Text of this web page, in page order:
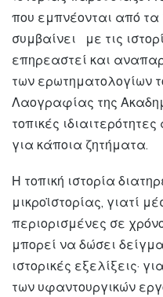
που εμπνέονται από τα
συμβαίνει με τις
επηρεαστεί και
των ερωτηματολογίων
Λαογραφίας της
τοπικές
για κάποια ζητήματα.
Η τοπική ιστορία
μικροϊστορίας, γιατί
περιορισμένες σε
μπορεί να δώσει
ιστορικές εξελίξεις·
των υφαντουργικών